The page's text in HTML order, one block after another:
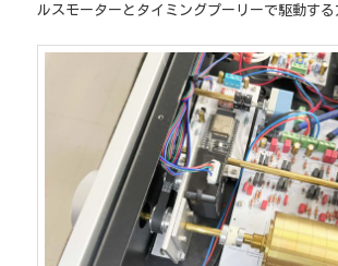
ルスモーターとタイミングプーリーで駆動する